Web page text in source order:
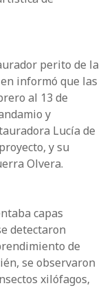
perito de la
informó que las
al 13 de
y
Lucía de
y su
Olvera.
capas
detectaron
de
se observaron
xilófagos,